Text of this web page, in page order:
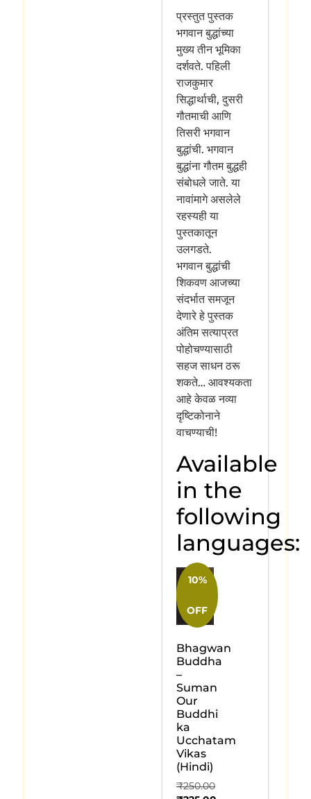
प्रस्तुत पुस्तक
भगवान बुद्धांच्या
मुख्य तीन भूमिका
दर्शवते. पहिली
राजकुमार
सिद्धार्थाची, दुसरी
गौतमाची आणि
तिसरी भगवान
बुद्धांची. भगवान
बुद्धांना गौतम बुद्धही
संबोधले जाते. या
नावांमागे असलेले
रहस्यही या
पुस्तकातून
उलगडते.
भगवान बुद्धांची
शिकवण आजच्या
संदर्भात समजून
देणारे हे पुस्तक
अंतिम सत्याप्रत
पोहोचण्यासाठी
सहज साधन ठरू
शकते… आवश्यकता
आहे केवळ नव्या
दृष्टिकोनाने
वाचण्याची!
Available
in the
following
languages:
10%
OFF
Bhagwan
Buddha
–
Suman
Our
Buddhi
ka
Ucchatam
Vikas
(Hindi)
₹250.00